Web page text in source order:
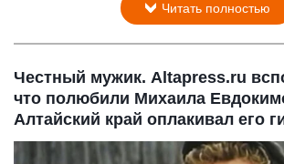
Читать полностью
Честный мужик. Altapress.ru
что полюбили Михаила
Алтайский край оплакивал его